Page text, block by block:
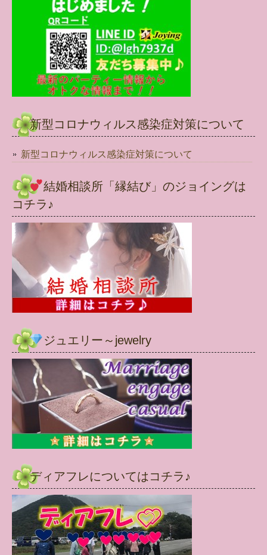
新型コロナウィルス感染症対策について
新型コロナウィルス感染症対策について
結婚相談所「縁結び」のジョイングは
コチラ♪
ジュエリー～jewelry
ディアフレについてはコチラ♪